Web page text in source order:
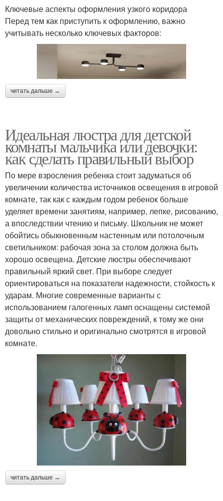
Ключевые аспекты оформления узкого коридора
Перед тем как приступить к оформлению, важно
учитывать несколько ключевых факторов:
читать дальше →
Идеальная люстра для детской
комнаты мальчика или девочки:
как сделать правильный выбор
По мере взросления ребенка стоит задуматься об
увеличении количества источников освещения в игровой
комнате, так как с каждым годом ребенок больше
уделяет времени занятиям, например, лепке, рисованию,
а впоследствии чтению и письму. Школьник не может
обойтись обыкновенным настенным или потолочным
светильником: рабочая зона за столом должна быть
хорошо освещена. Детские люстры обеспечивают
правильный яркий свет. При выборе следует
ориентироваться на показатели надежности, стойкость к
ударам. Многие современные варианты с
использованием галогенных ламп оснащены системой
защиты от механических повреждений, к тому же они
довольно стильно и оригинально смотрятся в игровой
комнате.
читать дальше →